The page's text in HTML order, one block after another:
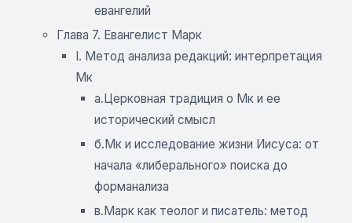
евангелий
Глава 7. Евангелист Марк
I. Метод анализа редакций: интерпретация
Мк
а.Церковная традиция о Мк и ее
исторический смысл
б.Мк и исследование жизни Иисуса: от
начала «либерального» поиска до
форманализа
в.Марк как теолог и писатель: метод